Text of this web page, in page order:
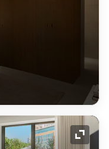
展开